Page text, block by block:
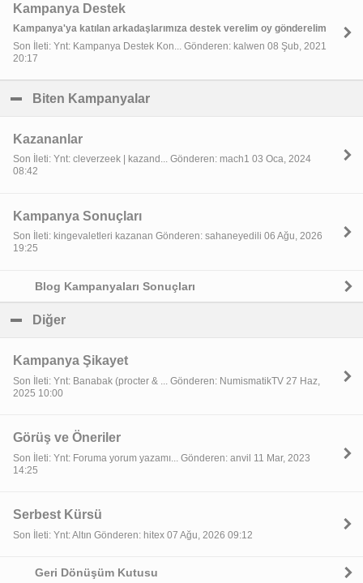
Kampanya Destek
Kampanya'ya katılan arkadaşlarımıza destek verelim oy gönderelim
Son İleti: Ynt: Kampanya Destek Kon... Gönderen: kalwen 08 Şub, 2021
20:17
Biten Kampanyalar
Kazananlar
Son İleti: Ynt: cleverzeek | kazand... Gönderen: mach1 03 Oca, 2024
08:42
Kampanya Sonuçları
Son İleti: kingevaletleri kazanan Gönderen: sahaneyedili 06 Ağu, 2026
19:25
Blog Kampanyaları Sonuçları
Diğer
Kampanya Şikayet
Son İleti: Ynt: Banabak (procter & ... Gönderen: NumismatikTV 27 Haz,
2025 10:00
Görüş ve Öneriler
Son İleti: Ynt: Foruma yorum yazamı... Gönderen: anvil 11 Mar, 2023
14:25
Serbest Kürsü
Son İleti: Ynt: Altın Gönderen: hitex 07 Ağu, 2026 09:12
Geri Dönüşüm Kutusu